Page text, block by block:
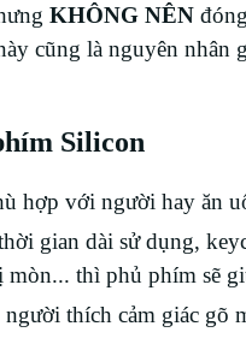
KHÔNG NÊN
cũng là nguyên nhân
Silicon
hợp với người hay ăn
gian dài sử dụng,
thì phủ phím sẽ
thích cảm giác gõ